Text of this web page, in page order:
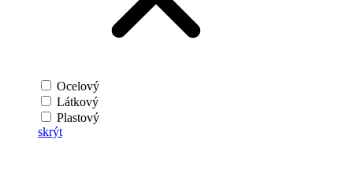
Ocelový
Látkový
Plastový
skrýt